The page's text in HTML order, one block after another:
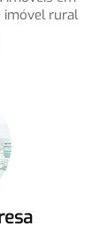
imóvel rural